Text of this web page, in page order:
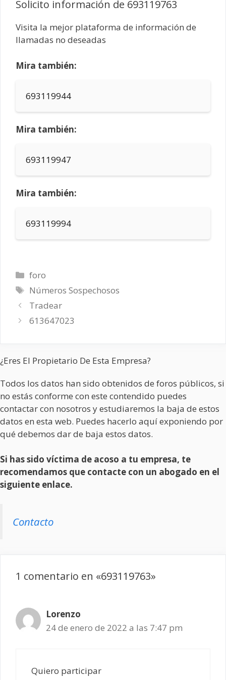
Solicito información de 693119763
Visita la mejor plataforma de información de
llamadas no deseadas
Mira también:
693119944
Mira también:
693119947
Mira también:
693119994
Categorías
foro
Etiquetas
Números Sospechosos
Tradear
613647023
¿Eres El Propietario De Esta Empresa?
Todos los datos han sido obtenidos de foros públicos, si
no estás conforme con este contendido puedes
contactar con nosotros y estudiaremos la baja de estos
datos en esta web. Puedes hacerlo aquí exponiendo por
qué debemos dar de baja estos datos.
Si has sido víctima de acoso a tu empresa, te
recomendamos que contacte con un abogado en el
siguiente enlace.
Contacto
1 comentario en «693119763»
Lorenzo
24 de enero de 2022 a las 7:47 pm
Quiero participar